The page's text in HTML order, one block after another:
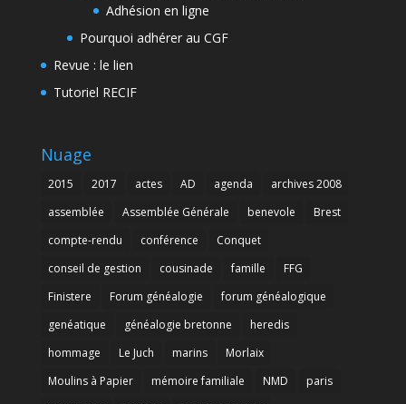
Adhésion en ligne
Pourquoi adhérer au CGF
Revue : le lien
Tutoriel RECIF
Nuage
2015 2017 actes AD agenda
archives 2008
assemblée
Assemblée Générale benevole
Brest
compte-rendu
conférence
Conquet
conseil de gestion
cousinade famille
FFG
Finistere
Forum généalogie
forum généalogique
genéatique
généalogie bretonne
heredis
hommage
Le Juch marins
Morlaix
Moulins à Papier
mémoire familiale NMD
paris